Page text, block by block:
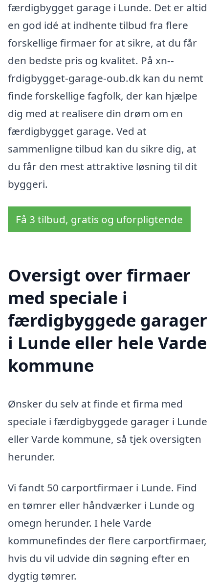
færdigbygget garage i Lunde. Det er altid
en god idé at indhente tilbud fra flere
forskellige firmaer for at sikre, at du får
den bedste pris og kvalitet. På xn--
frdigbygget-garage-oub.dk kan du nemt
finde forskellige fagfolk, der kan hjælpe
dig med at realisere din drøm om en
færdigbygget garage. Ved at
sammenligne tilbud kan du sikre dig, at
du får den mest attraktive løsning til dit
byggeri.
Få 3 tilbud, gratis og uforpligtende
Oversigt over firmaer
med speciale i
færdigbyggede garager
i Lunde eller hele Varde
kommune
Ønsker du selv at finde et firma med
speciale i færdigbyggede garager i Lunde
eller Varde kommune, så tjek oversigten
herunder.
Vi fandt 50 carportfirmaer i Lunde. Find
en tømrer eller håndværker i Lunde og
omegn herunder. I hele Varde
kommunefindes der flere carportfirmaer,
hvis du vil udvide din søgning efter en
dygtig tømrer.